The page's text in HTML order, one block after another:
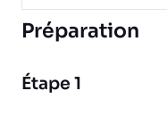
Préparation
Étape 1